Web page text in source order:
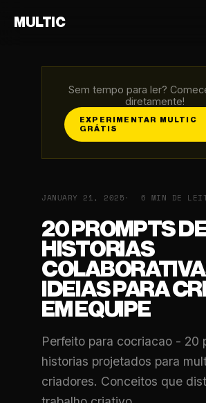
MULTIC
Sem tempo para ler?
diretamente!
EXPERIMENTAR MULTIC
GRÁTIS
JANUARY 21, 2025 6 MIN DE
20 PROMPTS
HISTORIAS
IDEIAS PARA
EM EQUIPE
Perfeito para cocriacao - 20
historias projetados para
criadores. Conceitos que